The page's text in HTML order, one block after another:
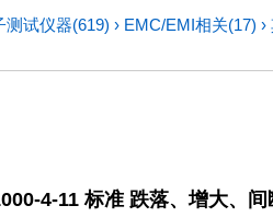
测试仪器(619) › EMC/EMI相关(17) ›
4-11 标准 跌落、增大、